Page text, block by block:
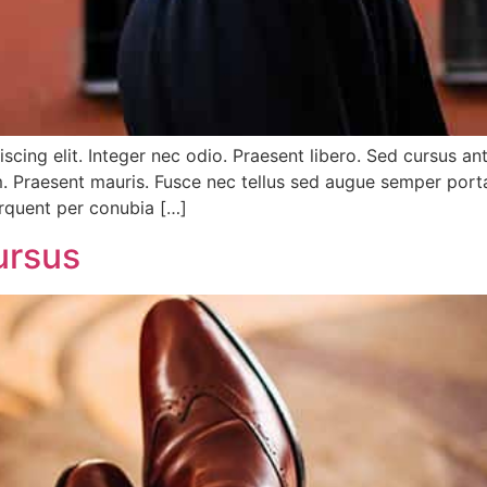
elit. Integer nec odio. Praesent libero. Sed cursus
mauris. Fusce nec tellus sed augue semper
per conubia […]